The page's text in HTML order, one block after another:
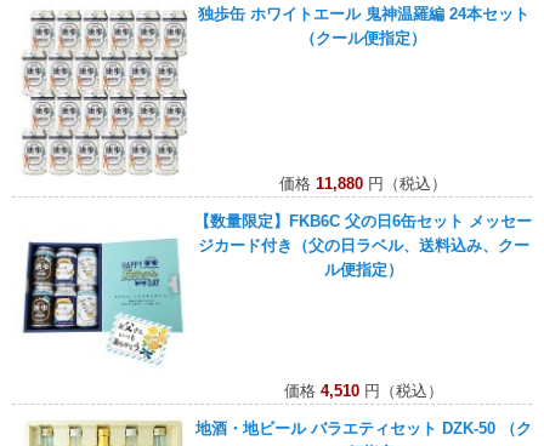
独歩缶 ホワイトエール 鬼神温羅編 24本セット
（クール便指定）
価格 11,880 円（税込）
【数量限定】FKB6C 父の日6缶セット メッセー
ジカード付き（父の日ラベル、送料込み、クー
ル便指定）
価格 4,510円（税込）
地酒・地ビール バラエティセット DZK-50 （ク